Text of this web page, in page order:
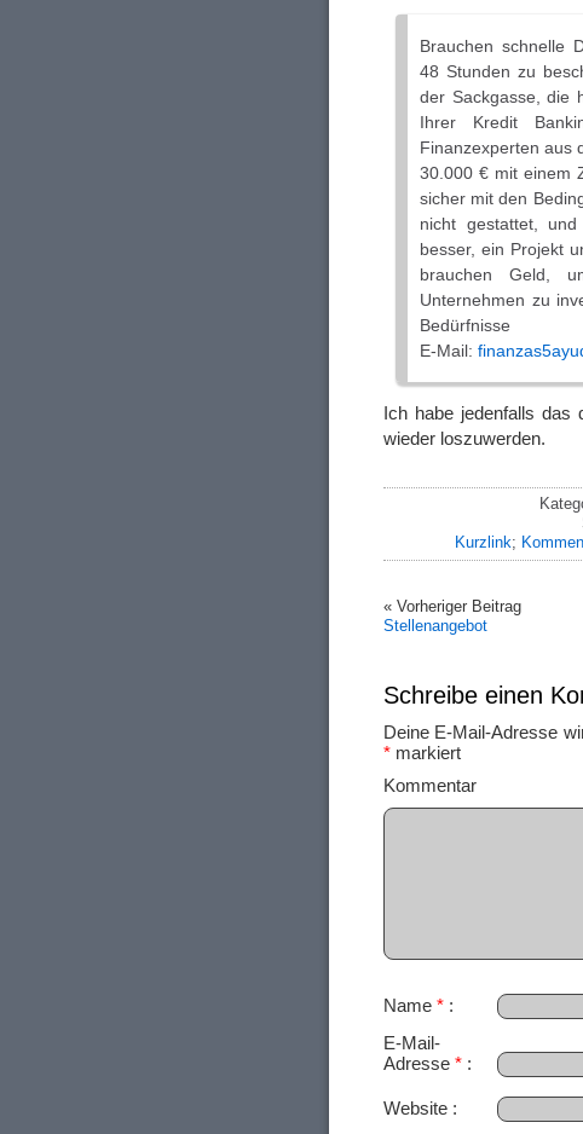
Brauchen schnelle
48 Stunden zu
der Sackgasse, die
Ihrer Kredit
Finanzexperten aus
30.000 € mit einem
sicher mit den
nicht gestattet,
besser, ein Projekt
brauchen Geld,
Unternehmen zu
Bedürfnisse
E-Mail:
Ich habe jedenfalls das
wieder loszuwerden.
Kurzlink;
« Vorheriger Beitrag
Stellenangebot
Schreibe einen
Deine E-Mail-Adresse
* markiert
Name *
E-Mail-
Adresse *
Website